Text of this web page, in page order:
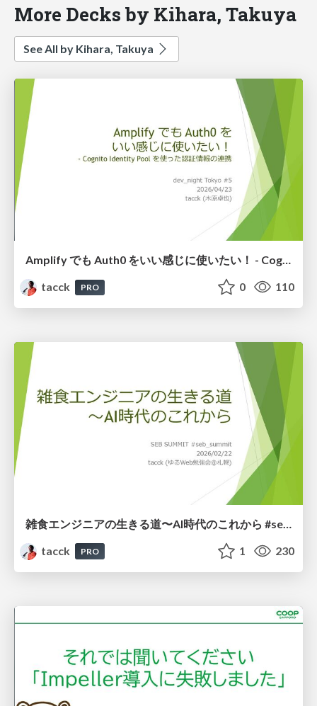
More Decks by Kihara, Takuya
See All by Kihara, Takuya
Amplify でも Auth0 をいい感じに使いたい！ - Cognito Identity Pool を使った認証情報の連携 #auth0
tacck
PRO 0 110
tacck
PRO 1 230